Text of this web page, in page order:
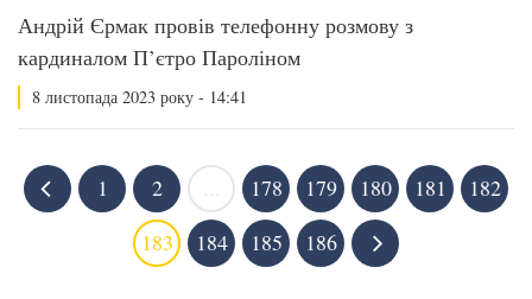
Андрій Єрмак провів телефонну розмову з
кардиналом П’єтро Пароліном
8 листопада 2023 року - 14:41
1 2 178 179 180 181
182
183
184 185 186